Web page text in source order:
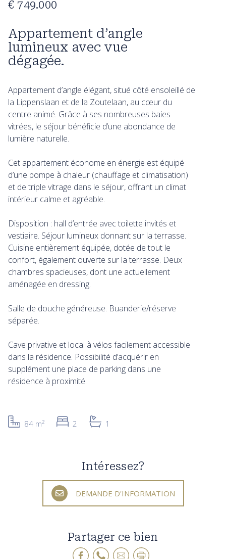
Appartement d’angle
lumineux avec vue
dégagée.
€ 749.000
Appartement d’angle élégant, situé côté ensoleillé de
la Lippenslaan et de la Zoutelaan, au cœur du
centre animé. Grâce à ses nombreuses baies
vitrées, le séjour bénéficie d’une abondance de
lumière naturelle.
Cet appartement économe en énergie est équipé
d’une pompe à chaleur (chauffage et climatisation)
et de triple vitrage dans le séjour, offrant un climat
intérieur calme et agréable.
Disposition : hall d’entrée avec toilette invités et
vestiaire. Séjour lumineux donnant sur la terrasse.
Cuisine entièrement équipée, dotée de tout le
confort, également ouverte sur la terrasse. Deux
chambres spacieuses, dont une actuellement
aménagée en dressing.
Salle de douche généreuse. Buanderie/réserve
séparée.
Cave privative et local à vélos facilement accessible
dans la résidence. Possibilité d’acquérir en
supplément une place de parking dans une
résidence à proximité.
84 m² 2 1
Intéressez?
DEMANDE D'INFORMATION
Partager ce bien